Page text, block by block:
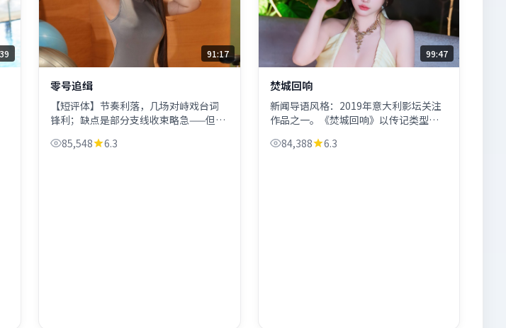
91:17
零号追缉
【短评体】节奏利落，几场对峙戏台词
锋利；缺点是部分支线收束略急——但仍
选。85,548 6.3
99:47
焚城回响
新闻导语风格：2019年意大利影坛关注
作品之一。《焚城回响》以传记类型切
迅。84,388 6.3